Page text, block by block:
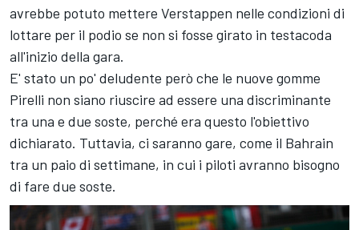
avrebbe potuto mettere Verstappen nelle condizioni di
lottare per il podio se non si fosse girato in testacoda
all'inizio della gara.
E' stato un po' deludente però che le nuove gomme
Pirelli non siano riuscire ad essere una discriminante
tra una e due soste, perché era questo l'obiettivo
dichiarato. Tuttavia, ci saranno gare, come il Bahrain
tra un paio di settimane, in cui i piloti avranno bisogno
di fare due soste.